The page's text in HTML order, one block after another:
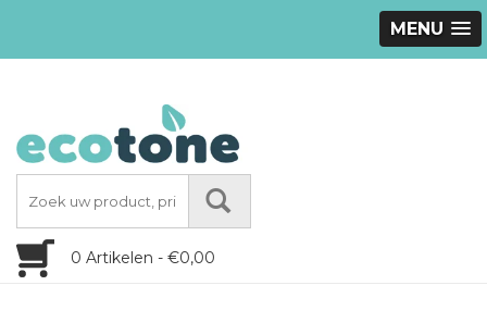
MENU
0 Artikelen - €0,00